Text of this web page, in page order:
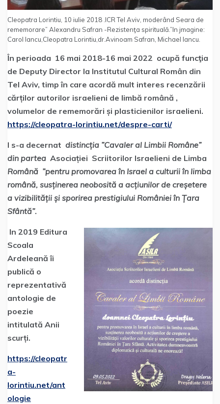
Cleopatra Lorintiu, 10 iulie 2018 .ICR Tel Aviv, moderând Seara de
rememorare” Alexandru Safran -Rezistenţa spirituală.”In jmagine:
Carol Iancu,Cleopatra Lorintiu,dr.Avinoam Safran, Michael Iancu.
În perioada 16 mai 2018-16 mai 2022 ocupă funcţia
de Deputy Director la Institutul Cultural Român din
Tel Aviv, timp în care acordă mult interes recenzării
cărților autorilor israelieni de limbă română ,
volumelor de rememorări și plasticienilor israelieni.
https://cleopatra-lorintiu.net/despre-carti/
I s-a decernat distincția ”Cavaler al Limbii Române”
din partea Asociației Scriitorilor Israelieni de Limba
Română ”pentru promovarea în Israel a culturii în limba
română, susținerea neobosită a acțiunilor de creșetere
a vizibilității și sporirea prestigiului României în Țara
Sfântă”.
In 2019 Editura
Scoala
Ardeleană îi
publică o
reprezentativă
antologie de
poezie
intitulată Anii
scurți.
https://cleopatr
a-
lorintiu.net/ant
ologie